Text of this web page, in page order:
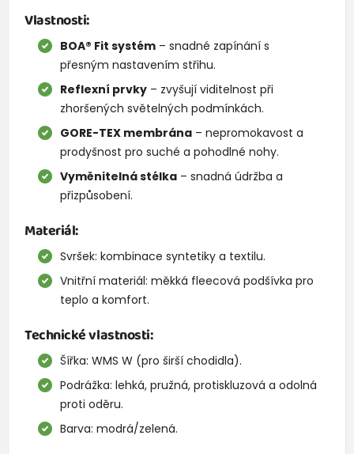
Vlastnosti:
BOA® Fit systém – snadné zapínání s
přesným nastavením střihu.
Reflexní prvky – zvyšují viditelnost při
zhoršených světelných podmínkách.
GORE-TEX membrána – nepromokavost a
prodyšnost pro suché a pohodlné nohy.
Vyměnitelná stélka – snadná údržba a
přizpůsobení.
Materiál:
Svršek: kombinace syntetiky a textilu.
Vnitřní materiál: měkká fleecová podšívka pro
teplo a komfort.
Technické vlastnosti:
Šířka: WMS W (pro širší chodidla).
Podrážka: lehká, pružná, protiskluzová a odolná
proti oděru.
Barva: modrá/zelená.